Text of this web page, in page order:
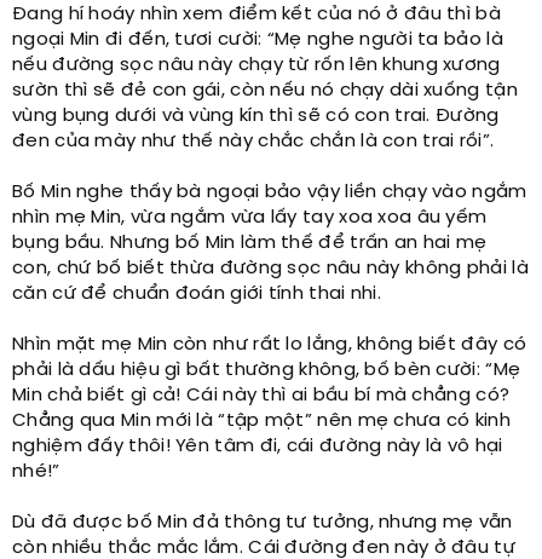
Đang hí hoáy nhìn xem điểm kết của nó ở đâu thì bà
ngoại Min đi đến, tươi cười: “Mẹ nghe người ta bảo là
nếu đường sọc nâu này chạy từ rốn lên khung xương
sườn thì sẽ đẻ con gái, còn nếu nó chạy dài xuống tận
vùng bụng dưới và vùng kín thì sẽ có con trai. Đường
đen của mày như thế này chắc chắn là con trai rồi”.
Bố Min nghe thấy bà ngoại bảo vậy liền chạy vào ngắm
nhìn mẹ Min, vừa ngắm vừa lấy tay xoa xoa âu yếm
bụng bầu. Nhưng bố Min làm thế để trấn an hai mẹ
con, chứ bố biết thừa đường sọc nâu này không phải là
căn cứ để chuẩn đoán giới tính thai nhi.
Nhìn mặt mẹ Min còn như rất lo lắng, không biết đây có
phải là dấu hiệu gì bất thường không, bố bèn cười: “Mẹ
Min chả biết gì cả! Cái này thì ai bầu bí mà chẳng có?
Chẳng qua Min mới là “tập một” nên mẹ chưa có kinh
nghiệm đấy thôi! Yên tâm đi, cái đường này là vô hại
nhé!”
Dù đã được bố Min đả thông tư tưởng, nhưng mẹ vẫn
còn nhiều thắc mắc lắm. Cái đường đen này ở đâu tự